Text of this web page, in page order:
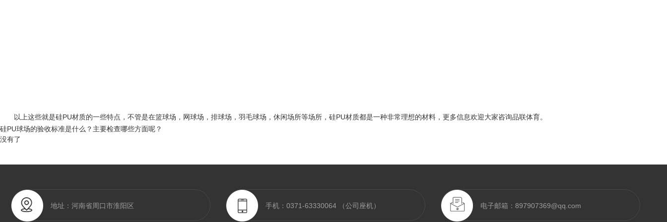
以上这些就是硅PU材质的一些特点，不管是在篮球场，网球场，排球场，羽毛球场，休闲场所等场所，硅PU材质都是一种非常理想的材料，更多信息欢迎大家咨询品联体育。
硅PU球场的验收标准是什么？主要检查哪些方面呢？
没有了
地址：河南省周口市淮阳区 手机：0371-63330064 （公司座机） 电子邮箱：897907369@qq.com